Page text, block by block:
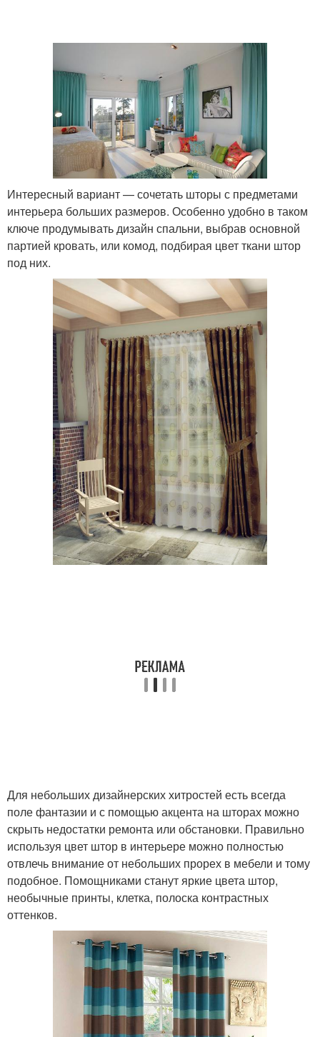
Интересный вариант — сочетать шторы с предметами
интерьера больших размеров. Особенно удобно в таком
ключе продумывать дизайн спальни, выбрав основной
партией кровать, или комод, подбирая цвет ткани штор
под них.
Для небольших дизайнерских хитростей есть всегда
поле фантазии и с помощью акцента на шторах можно
скрыть недостатки ремонта или обстановки. Правильно
используя цвет штор в интерьере можно полностью
отвлечь внимание от небольших прорех в мебели и тому
подобное. Помощниками станут яркие цвета штор,
необычные принты, клетка, полоска контрастных
оттенков.